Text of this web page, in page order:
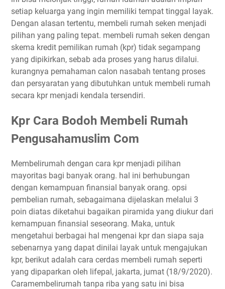
setiap keluarga yang ingin memiliki tempat tinggal layak.
Dengan alasan tertentu, membeli rumah seken menjadi
pilihan yang paling tepat. membeli rumah seken dengan
skema kredit pemilikan rumah (kpr) tidak segampang
yang dipikirkan, sebab ada proses yang harus dilalui.
kurangnya pemahaman calon nasabah tentang proses
dan persyaratan yang dibutuhkan untuk membeli rumah
secara kpr menjadi kendala tersendiri.
Kpr Cara Bodoh Membeli Rumah
Pengusahamuslim Com
Membelirumah dengan cara kpr menjadi pilihan
mayoritas bagi banyak orang. hal ini berhubungan
dengan kemampuan finansial banyak orang. opsi
pembelian rumah, sebagaimana dijelaskan melalui 3
poin diatas diketahui bagaikan piramida yang diukur dari
kemampuan finansial seseorang. Maka, untuk
mengetahui berbagai hal mengenai kpr dan siapa saja
sebenarnya yang dapat dinilai layak untuk mengajukan
kpr, berikut adalah cara cerdas membeli rumah seperti
yang dipaparkan oleh lifepal, jakarta, jumat (18/9/2020).
Caramembelirumah tanpa riba yang satu ini bisa